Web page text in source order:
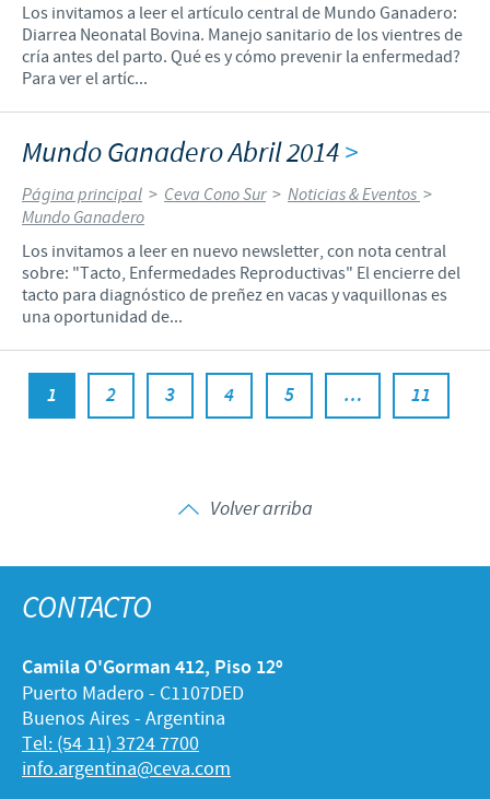
Los invitamos a leer el artículo central de Mundo Ganadero:
Diarrea Neonatal Bovina. Manejo sanitario de los vientres de
cría antes del parto. Qué es y cómo prevenir la enfermedad?
Para ver el artíc...
Mundo Ganadero Abril 2014>
Página principal > Ceva Cono Sur > Noticias & Eventos >
Mundo Ganadero
Los invitamos a leer en nuevo newsletter, con nota central
sobre: "Tacto, Enfermedades Reproductivas" El encierre del
tacto para diagnóstico de preñez en vacas y vaquillonas es
una oportunidad de...
1 2 3 4 5 … 11
Volver arriba
CONTACTO
Camila O'Gorman 412, Piso 12º
Puerto Madero - C1107DED
Buenos Aires - Argentina
Tel: (54 11) 3724 7700
info.argentina@ceva.com